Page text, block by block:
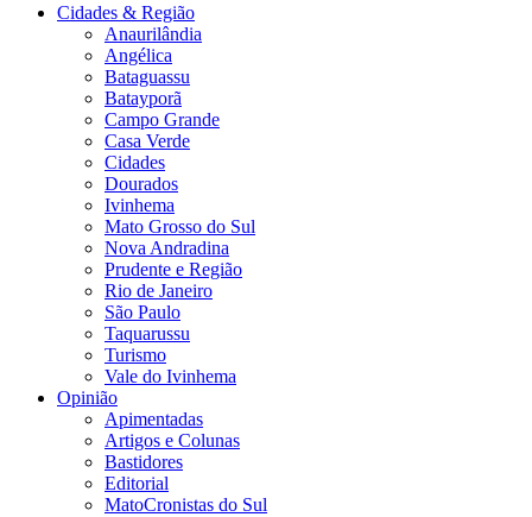
Cidades & Região
Anaurilândia
Angélica
Bataguassu
Batayporã
Campo Grande
Casa Verde
Cidades
Dourados
Ivinhema
Mato Grosso do Sul
Nova Andradina
Prudente e Região
Rio de Janeiro
São Paulo
Taquarussu
Turismo
Vale do Ivinhema
Opinião
Apimentadas
Artigos e Colunas
Bastidores
Editorial
MatoCronistas do Sul